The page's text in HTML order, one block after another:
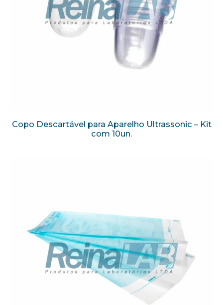
Copo Descartável para Aparelho Ultrassonic – Kit
com 10un.